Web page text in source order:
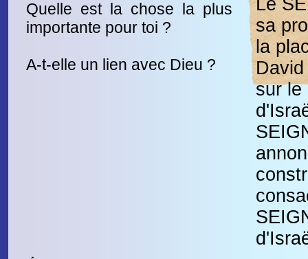
Quelle est la chose la plus
importante pour toi ?
A-t-elle un lien avec Dieu ?
Le
sa
la
sur le